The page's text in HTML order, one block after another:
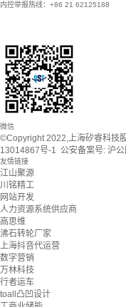
内控举报热线：+86 21 62125188
微信
©Copyright 2022,上海矽睿科技
13014867号-1 公安备案号: 沪
友情链接
江山聚源
川铭精工
网站开发
人力资源系统供应商
高思维
沸石转轮厂家
上海抖音代运营
数字营销
万林科技
行者运车
toall凸凹设计